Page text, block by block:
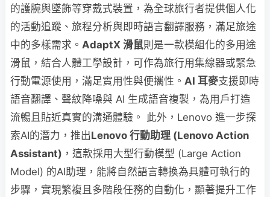
的護腕與墜飾等穿戴式裝置，為全球旅行者提供個人化
的活動追蹤、旅程分析與即時語言翻譯服務，滿足旅途
中的多樣需求。 AdaptX 滑鼠則是一款模組化的多用途
滑鼠，結合人體工學設計，可作為旅行用集線器或緊急
行動電源使用，滿足實用性與便攜性。 AI 耳麥支援即時
語音翻譯、聲紋降噪與 AI 生成語音複製，為用戶打造
流暢且貼近真實的溝通體驗。 此外，Lenovo 進一步探
索AI的潛力，推出Lenovo 行動助理 (Lenovo Action
Assistant) ，這款採用大型行動模型 (Large Action
Model) 的AI助理，能將自然語言轉換為具體可執行的
步驟，實現繁複且多階段任務的自動化，顯著提升工作